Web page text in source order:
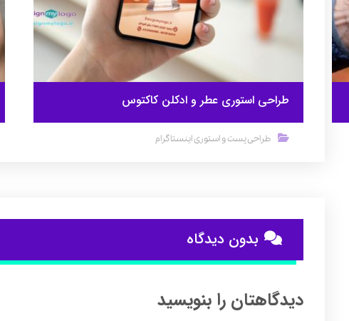
طراحی استوری عطر و ادکلن کاکتوس
طراحی پست و استوری اینستاگرام
بدون دیدگاه
دیدگاهتان را بنویسید